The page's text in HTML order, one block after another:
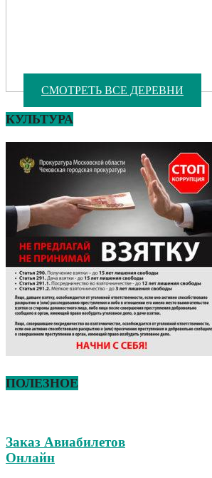
СМОТРЕТЬ ВСЕ ДЕРЕВНИ
КУЛЬТУРА
ПОЛЕЗНОЕ
Заказ Авиабилетов
Онлайн